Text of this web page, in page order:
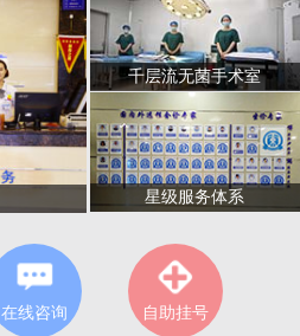
千层流无菌手术室
星级服务体系
在线咨询 自助挂号